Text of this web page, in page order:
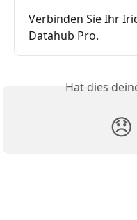
Verbinden Sie Ihr
Datahub Pro.
Hat dies
😞